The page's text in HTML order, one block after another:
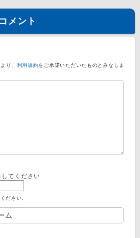
メント
り、 利用規約をご承諾いただいたものとみなしま
てください
ださい。